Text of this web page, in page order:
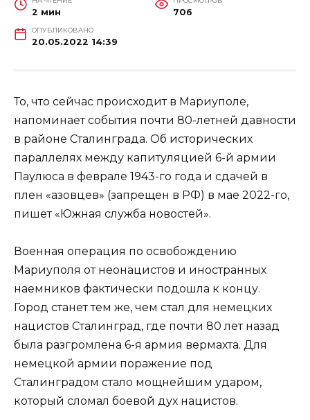
2 мин 706
ОПУБЛИКОВАНО
20.05.2022 14:39
То, что сейчас происходит в Мариуполе,
напоминает события почти 80-летней давности
в районе Сталинграда. Об исторических
параллелях между капитуляцией 6-й армии
Паулюса в феврале 1943-го года и сдачей в
плен «азовцев» (запрещен в РФ) в мае 2022-го,
пишет «Южная служба новостей».
Военная операция по освобождению
Мариуполя от неонацистов и иностранных
наемников фактически подошла к концу.
Город станет тем же, чем стал для немецких
нацистов Сталинград, где почти 80 лет назад
была разгромлена 6-я армия вермахта. Для
немецкой армии поражение под
Сталинградом стало мощнейшим ударом,
который сломал боевой дух нацистов.